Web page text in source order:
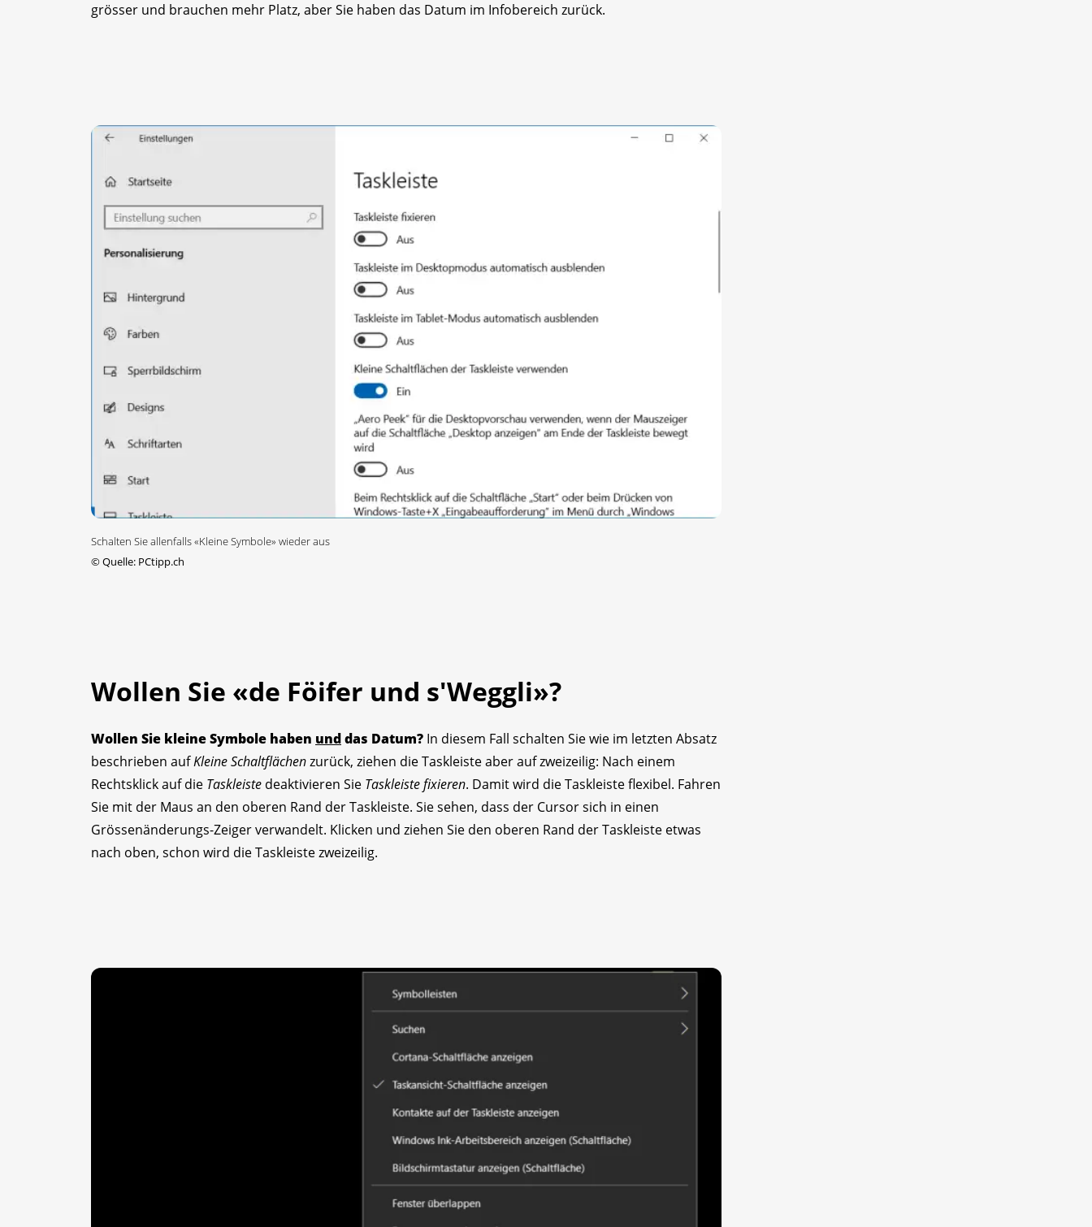
grösser und brauchen mehr Platz, aber Sie haben das Datum im Infobereich zurück.
Schalten Sie allenfalls «Kleine Symbole» wieder aus
©Quelle: PCtipp.ch
Wollen Sie «de Föifer und s'Weggli»?
Wollen Sie kleine Symbole haben unddas Datum? In diesem Fall schalten Sie wie im letzten Absatz
beschrieben aufKleine Schaltflächenzurück, ziehen die Taskleiste aber auf zweizeilig: Nach einem
Rechtsklick auf die Taskleiste deaktivieren Sie Taskleiste fixieren. Damit wird die Taskleiste flexibel. Fahren
Sie mit der Maus an den oberen Rand der Taskleiste. Sie sehen, dass der Cursor sich in einen
Grössenänderungs-Zeiger verwandelt. Klicken und ziehen Sie den oberen Rand der Taskleiste etwas
nach oben, schon wird die Taskleiste zweizeilig.